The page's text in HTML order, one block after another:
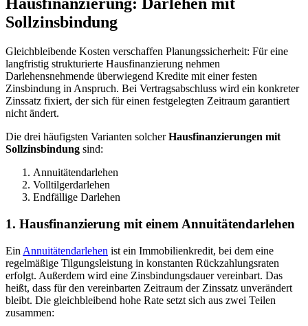
Hausfinanzierung: Darlehen mit
Sollzinsbindung
Gleichbleibende Kosten verschaffen Planungssicherheit: Für eine
langfristig strukturierte Hausfinanzierung nehmen
Darlehensnehmende überwiegend Kredite mit einer festen
Zinsbindung in Anspruch. Bei Vertragsabschluss wird ein konkreter
Zinssatz fixiert, der sich für einen festgelegten Zeitraum garantiert
nicht ändert.
Die drei häufigsten Varianten solcherHausfinanzierungen mit
Sollzinsbindung sind:
Annuitätendarlehen
Volltilgerdarlehen
Endfällige Darlehen
1. Hausfinanzierung mit einem Annuitätendarlehen
Ein Annuitätendarlehen ist ein Immobilienkredit, bei dem eine
regelmäßige Tilgungsleistung in konstanten Rückzahlungsraten
erfolgt. Außerdem wird eine Zinsbindungsdauer vereinbart. Das
heißt, dass für den vereinbarten Zeitraum der Zinssatz unverändert
bleibt. Die gleichbleibend hohe Rate setzt sich aus zwei Teilen
zusammen: